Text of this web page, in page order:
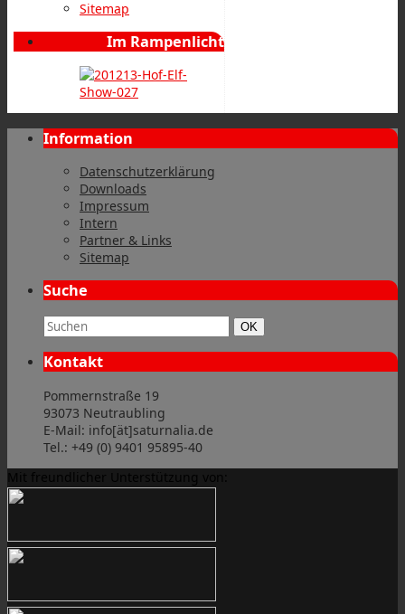
Sitemap
Im Rampenlicht
Information
Datenschutzerklärung
Downloads
Impressum
Intern
Partner & Links
Sitemap
Suche
Suchbegriff: Suchen
OK
Kontakt
Pommernstraße 19
93073 Neutraubling
E-Mail: info[ät]saturnalia.de
Tel.: +49 (0) 9401 95895-40